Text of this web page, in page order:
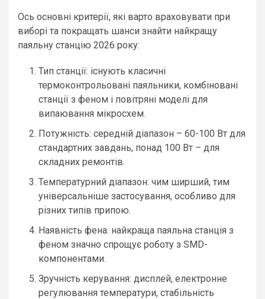
Ось основні критерії, які варто враховувати при
виборі та покращать шанси знайти найкращу
паяльну станцію 2026 року:
Тип станції: існують класичні
термоконтрольовані паяльники, комбіновані
станції з феном і повітряні моделі для
випаювання мікросхем.
Потужність: середній діапазон – 60-100 Вт для
стандартних завдань, понад 100 Вт – для
складних ремонтів.
Температурний діапазон: чим ширший, тим
універсальніше застосування, особливо для
різних типів припою.
Наявність фена: найкраща паяльна станція з
феном значно спрощує роботу з SMD-
компонентами.
Зручність керування: дисплей, електронне
регулювання температури, стабільність